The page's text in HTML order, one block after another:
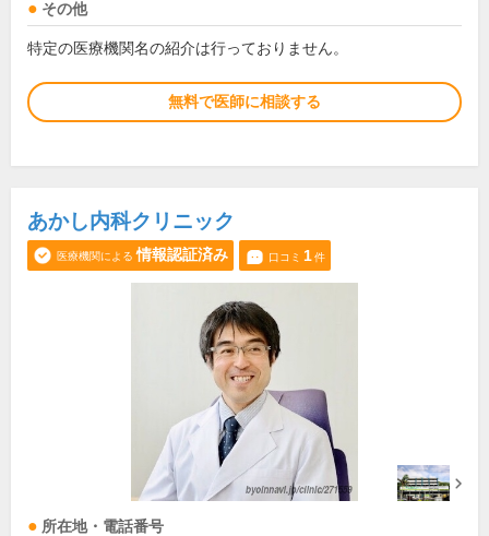
その他
特定の医療機関名の紹介は行っておりません。
無料で医師に相談する
あかし内科クリニック
医療機関による 情報認証済み 口コミ 1件
所在地・電話番号